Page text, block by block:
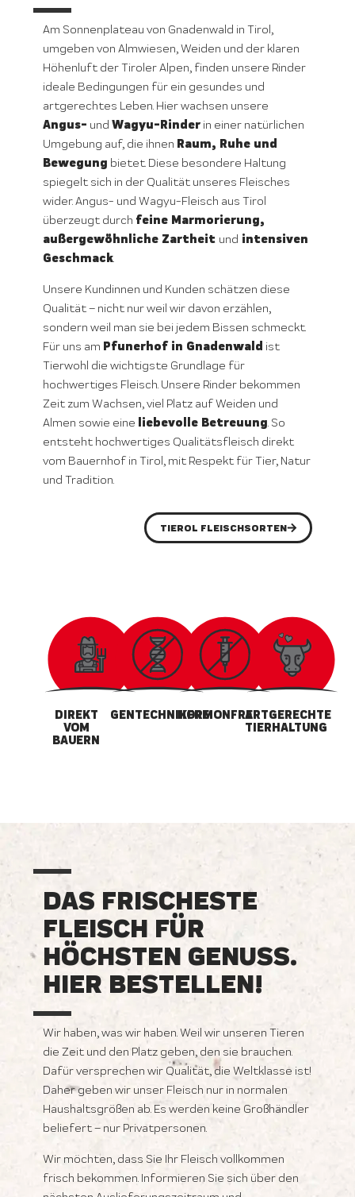
Am Sonnenplateau von Gnadenwald in Tirol,
umgeben von Almwiesen, Weiden und der klaren
Höhenluft der Tiroler Alpen, finden unsere Rinder
ideale Bedingungen für ein gesundes und
artgerechtes Leben. Hier wachsen unsere
Angus- und Wagyu-Rinderin einer natürlichen
Umgebung auf, die ihnen Raum, Ruhe und
Bewegung bietet. Diese besondere Haltung
spiegelt sich in der Qualität unseres Fleisches
wider. Angus- und Wagyu-Fleisch aus Tirol
überzeugt durch feine Marmorierung,
außergewöhnliche Zartheit und intensiven
Geschmack.
Unsere Kundinnen und Kunden schätzen diese
Qualität – nicht nur weil wir davon erzählen,
sondern weil man sie bei jedem Bissen schmeckt.
Für uns am Pfunerhof in Gnadenwald ist
Tierwohl die wichtigste Grundlage für
hochwertiges Fleisch. Unsere Rinder bekommen
Zeit zum Wachsen, viel Platz auf Weiden und
Almen sowie eine liebevolle Betreuung. So
entsteht hochwertiges Qualitätsfleisch direkt
vom Bauernhof in Tirol, mit Respekt für Tier, Natur
und Tradition.
TIEROL FLEISCHSORTEN
DIREKT
VOM
BAUERN
GENTECHNIKFREIHORMONFREIARTGERECHTE
TIERHALTUNG
DAS FRISCHESTE
FLEISCH FÜR
HÖCHSTEN GENUSS.
HIER BESTELLEN!
Wir haben, was wir haben. Weil wir unseren Tieren
die Zeit und den Platz geben, den sie brauchen.
Dafür versprechen wir Qualität, die Weltklasse ist!
Daher geben wir unser Fleisch nur in normalen
Haushaltsgrößen ab. Es werden keine Großhändler
beliefert – nur Privatpersonen.
Wir möchten, dass Sie Ihr Fleisch vollkommen
frisch bekommen. Informieren Sie sich über den